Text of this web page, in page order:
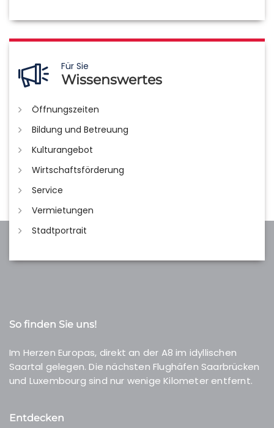
Für Sie
Wissenswertes
Öffnungszeiten
Bildung und Betreuung
Kulturangebot
Wirtschaftsförderung
Service
Vermietungen
Stadtportrait
So finden Sie uns!
Im Herzen Europas, direkt an der A8 im idyllischen
Saartal gelegen. Die nächsten Flughäfen Saarbrücken
und Luxembourg sind nur wenige Kilometer entfernt.
Entdecken